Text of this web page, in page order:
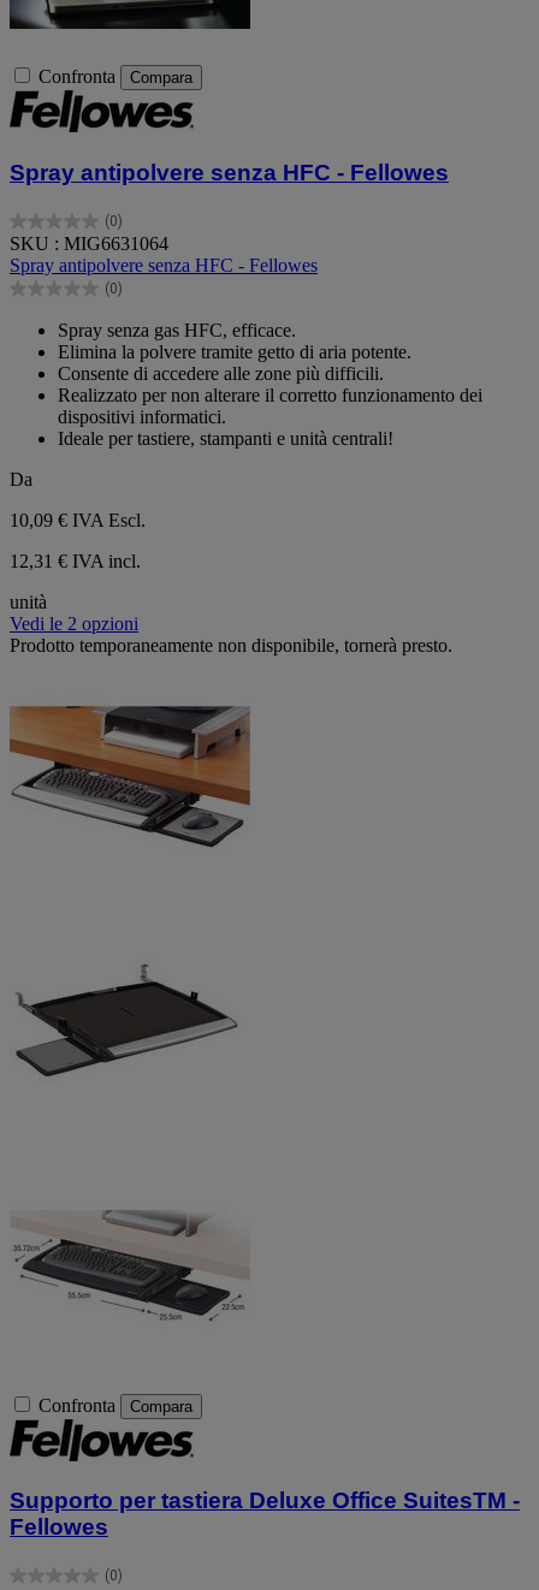
Confronta Compara
Spray antipolvere senza HFC - Fellowes
(0)
0.0
su
5
stelle.
SKU : MIG6631064
Spray antipolvere senza HFC - Fellowes
(0)
0.0
stelle.
Spray senza gas HFC, efficace.
Elimina la polvere tramite getto di aria potente.
Consente di accedere alle zone più difficili.
Realizzato per non alterare il corretto funzionamento dei
dispositivi informatici.
Ideale per tastiere, stampanti e unità centrali!
Da
10,09 € IVA Escl.
12,31 € IVA incl.
unità
Vedi le 2 opzioni
Prodotto temporaneamente non disponibile, tornerà presto.
Confronta Compara
Supporto per tastiera Deluxe Office SuitesTM -
Fellowes
(0)
0.0